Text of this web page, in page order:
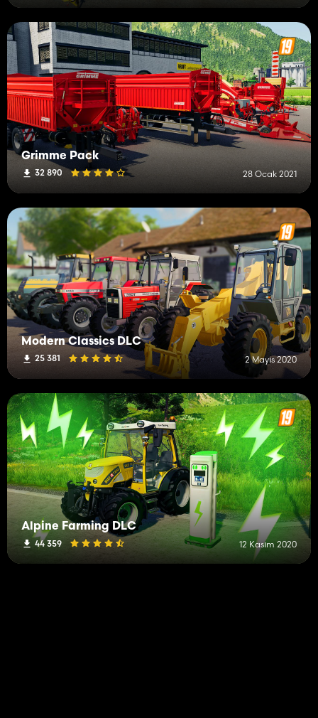
Grimme Pack
32 890 28 Ocak 2021
Modern Classics DLC
25 381 2 Mayıs 2020
Alpine Farming DLC
44 359 12 Kasım 2020